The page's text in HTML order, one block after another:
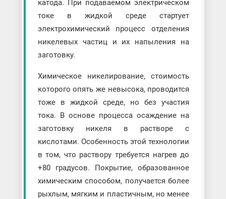
катода. При подаваемом электрическом
токе в жидкой среде стартует
электрохимический процесс отделения
никелевых частиц и их напыления на
заготовку.
Химическое никелирование, стоимость
которого опять же невысока, проводится
тоже в жидкой среде, но без участия
тока. В основе процесса осаждение на
заготовку никеля в растворе с
кислотами. Особенность этой технологии
в том, что раствору требуется нагрев до
+80 градусов. Покрытие, образованное
химическим способом, получается более
рыхлым, мягким и пластичным, но менее